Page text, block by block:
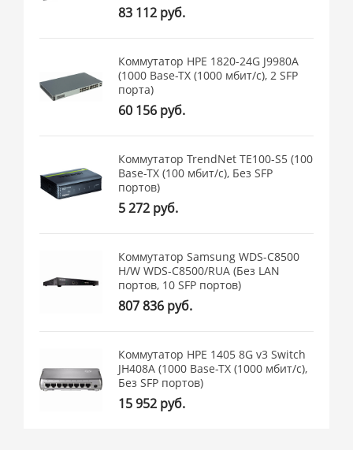
83 112 руб.
Коммутатор HPE 1820-24G J9980A
(1000 Base-TX (1000 мбит/с), 2 SFP
порта)
60 156 руб.
Коммутатор TrendNet TE100-S5 (100
Base-TX (100 мбит/с), Без SFP
портов)
5 272 руб.
Коммутатор Samsung WDS-C8500
H/W WDS-C8500/RUA (Без LAN
портов, 10 SFP портов)
807 836 руб.
Коммутатор HPE 1405 8G v3 Switch
JH408A (1000 Base-TX (1000 мбит/с),
Без SFP портов)
15 952 руб.